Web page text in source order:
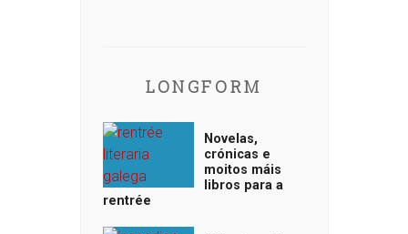
LONGFORM
Novelas,
crónicas e
moitos máis
libros para a
rentrée